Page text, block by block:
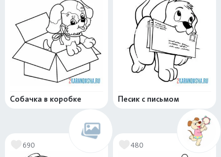
Собачка в коробке Песик с письмом
690 480